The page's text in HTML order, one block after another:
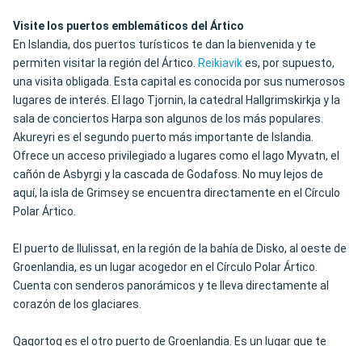
Visite los puertos emblemáticos del Ártico
En Islandia, dos puertos turísticos te dan la bienvenida y te
permiten visitar la región del Ártico. Reikiavikes, por supuesto,
una visita obligada. Esta capital es conocida por sus numerosos
lugares de interés. El lago Tjornin, la catedral Hallgrimskirkja y la
sala de conciertos Harpa son algunos de los más populares.
Akureyri es el segundo puerto más importante de Islandia.
Ofrece un acceso privilegiado a lugares como el lago Myvatn, el
cañón de Asbyrgi y la cascada de Godafoss. No muy lejos de
aquí, la isla de Grimsey se encuentra directamente en el Círculo
Polar Ártico.
El puerto de Ilulissat, en la región de la bahía de Disko, al oeste de
Groenlandia, es un lugar acogedor en el Círculo Polar Ártico.
Cuenta con senderos panorámicos y te lleva directamente al
corazón de los glaciares.
Qaqortoq es el otro puerto de Groenlandia. Es un lugar que te